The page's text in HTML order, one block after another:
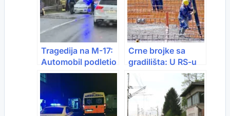
Tragedija na M-17:
Automobil podletio
pod teretno vozilo,
jedna osoba
stradala
Crne brojke sa
gradilišta: U RS-u
poginulo 30
radnika, 151 teško
povrijeđen